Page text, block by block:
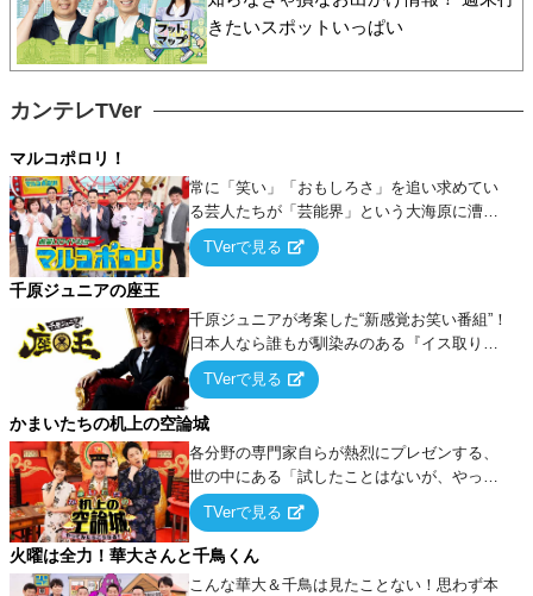
きたいスポットいっぱい
カンテレTVer
マルコポロリ！
常に「笑い」「おもしろさ」を追い求めてい
る芸人たちが「芸能界」という大海原に漕ぎ
出でて、新たなオモシロ人間を発掘する！
TVerで見る
千原ジュニアの座王
千原ジュニアが考案した“新感覚お笑い番組”！
日本人なら誰もが馴染みのある『イス取りゲ
ーム』をベースに、大喜利・ギャグ・モノボ
ケ・歌…など様々なお題で芸人がショートネ
タを競い合う！
TVerで見る
かまいたちの机上の空論城
各分野の専門家自らが熱烈にプレゼンする、
世の中にある「試したことはないが、やって
みたらこうなる！…ハズ」という“机上の空
論”に若手芸人らがカラダを張って挑む！
TVerで見る
火曜は全力！華大さんと千鳥くん
こんな華大＆千鳥は見たことない！思わず本